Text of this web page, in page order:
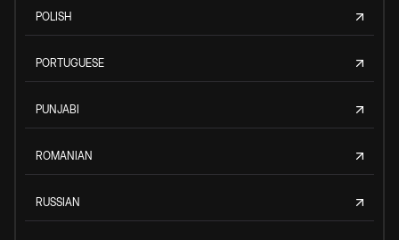
POLISH
PORTUGUESE
PUNJABI
ROMANIAN
RUSSIAN